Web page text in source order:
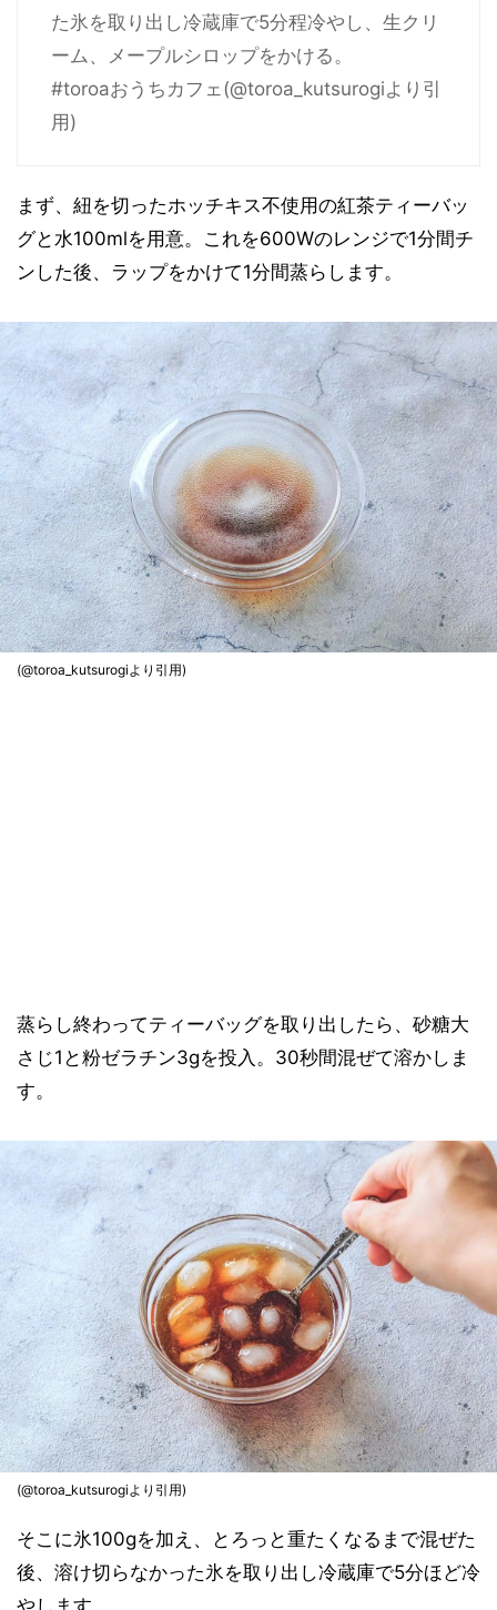
た氷を取り出し冷蔵庫で5分程冷やし、生クリ
ーム、メープルシロップをかける。
#toroaおうちカフェ(@toroa_kutsurogiより引
用)
まず、紐を切ったホッチキス不使用の紅茶ティーバッ
グと水100mlを用意。これを600Wのレンジで1分間チ
ンした後、ラップをかけて1分間蒸らします。
(@toroa_kutsurogiより引用)
蒸らし終わってティーバッグを取り出したら、砂糖大
さじ1と粉ゼラチン3gを投入。30秒間混ぜて溶かしま
す。
(@toroa_kutsurogiより引用)
そこに氷100gを加え、とろっと重たくなるまで混ぜた
後、溶け切らなかった氷を取り出し冷蔵庫で5分ほど冷
やします。